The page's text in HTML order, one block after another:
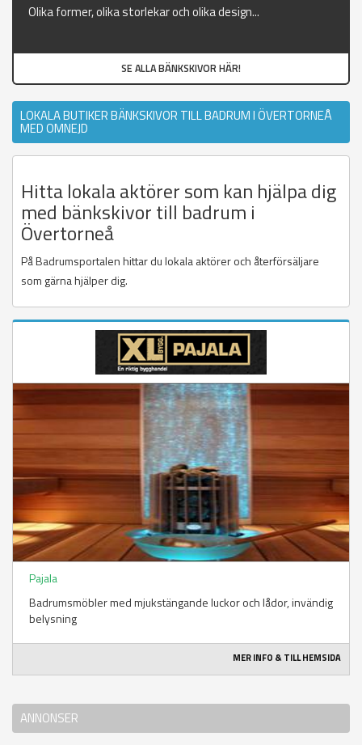
Olika former, olika storlekar och olika design...
SE ALLA BÄNKSKIVOR HÄR!
LOKALA BUTIKER BÄNKSKIVOR TILL BADRUM I ÖVERTORNEÅ
MED OMNEJD
Hitta lokala aktörer som kan hjälpa dig
med bänkskivor till badrum i
Övertorneå
På Badrumsportalen hittar du lokala aktörer och återförsäljare
som gärna hjälper dig.
Pajala
Badrumsmöbler med mjukstängande luckor och lådor, invändig
belysning
MER INFO & TILL HEMSIDA
ANNONSER